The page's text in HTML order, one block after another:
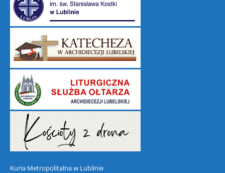
Kuria Metropolitalna w Lublinie